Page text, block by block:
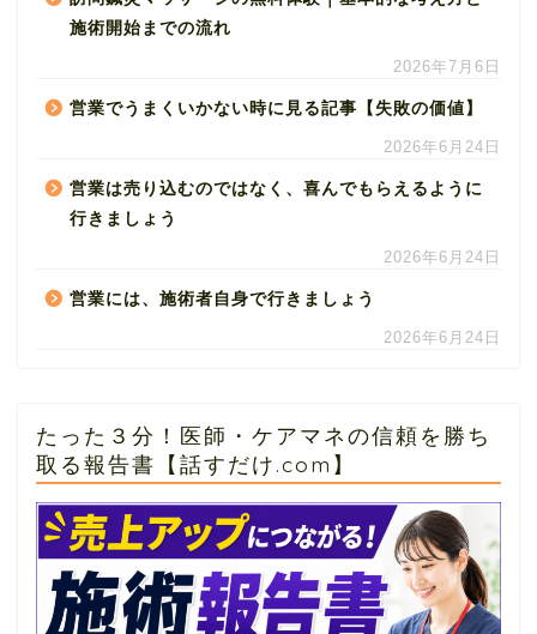
施術開始までの流れ
2026年7月6日
営業でうまくいかない時に見る記事【失敗の価値】
2026年6月24日
営業は売り込むのではなく、喜んでもらえるように
行きましょう
2026年6月24日
営業には、施術者自身で行きましょう
2026年6月24日
たった３分！医師・ケアマネの信頼を勝ち
取る報告書【話すだけ.com】